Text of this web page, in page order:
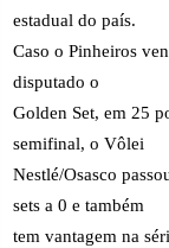
estadual do país.
Caso o Pinheiros
disputado o
Golden Set, em 25
semifinal, o Vôlei
Nestlé/Osasco
sets a 0 e também
tem vantagem na